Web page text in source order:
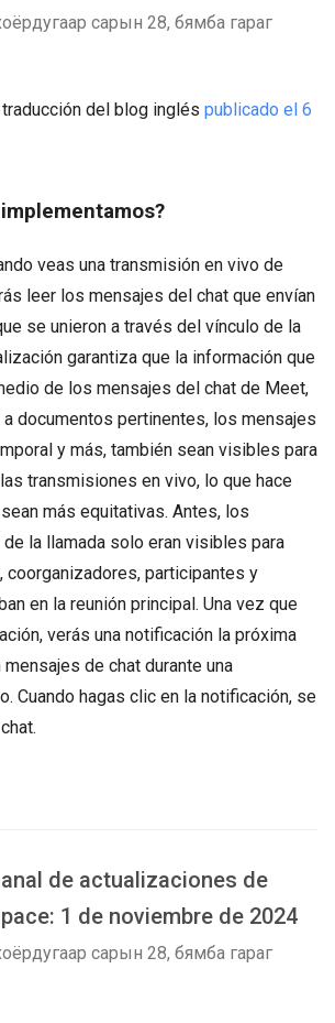
сарын 28, бямба гараг
del blog inglés publicado el 6
veas una transmisión en vivo de
leer los mensajes del chat que envían
se unieron a través del vínculo de la
garantiza que la información que
de los mensajes del chat de Meet,
documentos pertinentes, los mensajes
y más, también sean visibles para
transmisiones en vivo, lo que hace
más equitativas. Antes, los
la llamada solo eran visibles para
coorganizadores, participantes y
en la reunión principal. Una vez que
verás una notificación la próxima
de chat durante una
Cuando hagas clic en la notificación, se
de actualizaciones de
1 de noviembre de 2024
сарын 28, бямба гараг